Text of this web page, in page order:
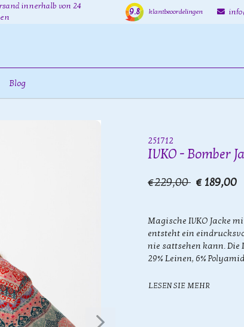
innerhalb von 24
9.8 klantbeoordelingen
Blog
251712
IVKO - Bomber
€229,00 € 189,00
Magische IVKO Jacke
entsteht ein
nie sattsehen kann. Die
29% Leinen, 6%
LESEN SIE MEHR